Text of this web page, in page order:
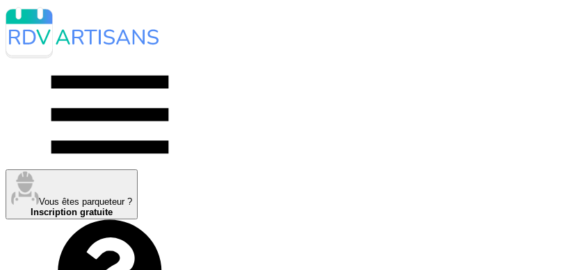
Vous êtes parqueteur ?
Inscription gratuite